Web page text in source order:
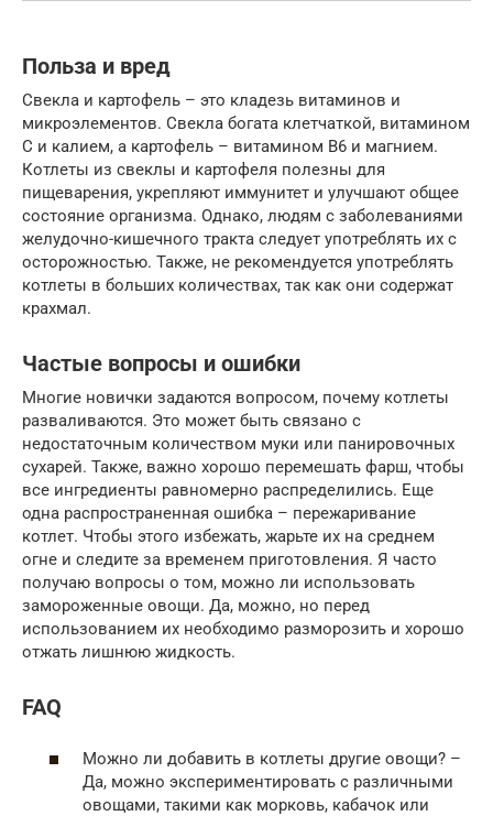
Польза и вред
Свекла и картофель – это кладезь витаминов и
микроэлементов. Свекла богата клетчаткой, витамином
C и калием, а картофель – витамином B6 и магнием.
Котлеты из свеклы и картофеля полезны для
пищеварения, укрепляют иммунитет и улучшают общее
состояние организма. Однако, людям с заболеваниями
желудочно-кишечного тракта следует употреблять их с
осторожностью. Также, не рекомендуется употреблять
котлеты в больших количествах, так как они содержат
крахмал.
Частые вопросы и ошибки
Многие новички задаются вопросом, почему котлеты
разваливаются. Это может быть связано с
недостаточным количеством муки или панировочных
сухарей. Также, важно хорошо перемешать фарш, чтобы
все ингредиенты равномерно распределились. Еще
одна распространенная ошибка – пережаривание
котлет. Чтобы этого избежать, жарьте их на среднем
огне и следите за временем приготовления. Я часто
получаю вопросы о том, можно ли использовать
замороженные овощи. Да, можно, но перед
использованием их необходимо разморозить и хорошо
отжать лишнюю жидкость.
FAQ
Можно ли добавить в котлеты другие овощи? –
Да, можно экспериментировать с различными
овощами, такими как морковь, кабачок или